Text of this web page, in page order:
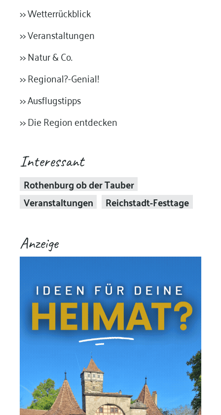
>> Wetterrückblick
>> Veranstaltungen
>> Natur & Co.
>> Regional?-Genial!
>> Ausflugstipps
>> Die Region entdecken
Interessant
Rothenburg ob der Tauber
Veranstaltungen
Reichstadt-Festtage
Anzeige